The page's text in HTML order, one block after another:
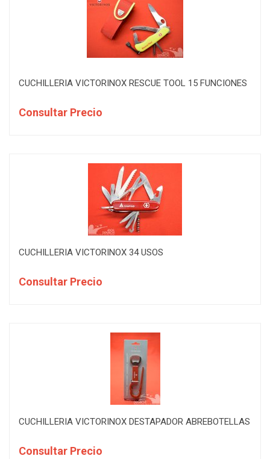
CUCHILLERIA VICTORINOX RESCUE TOOL 15 FUNCIONES
Consultar Precio
CUCHILLERIA VICTORINOX 34 USOS
Consultar Precio
CUCHILLERIA VICTORINOX DESTAPADOR ABREBOTELLAS
Consultar Precio